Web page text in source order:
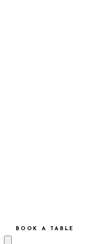
BOOK A TABLE